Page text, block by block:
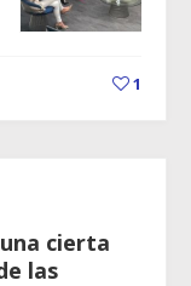
1
cierta
las